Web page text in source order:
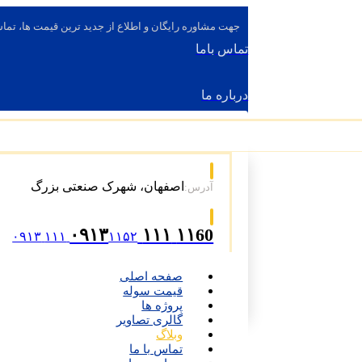
جهت مشاوره رایگان و اطلاع از جدید ترین قیمت ها،
تماس باما
درباره ما
آدرس: اصفهان، شهرک صنعتی بزرگ
۱۱60 ۱۱۱ ۰۹۱۳ ۱۱۵۲ ۱۱۱ ۰۹۱۳
صفحه اصلی
قیمت سوله
پروژه ها
گالری تصاویر
وبلاگ
تماس با ما